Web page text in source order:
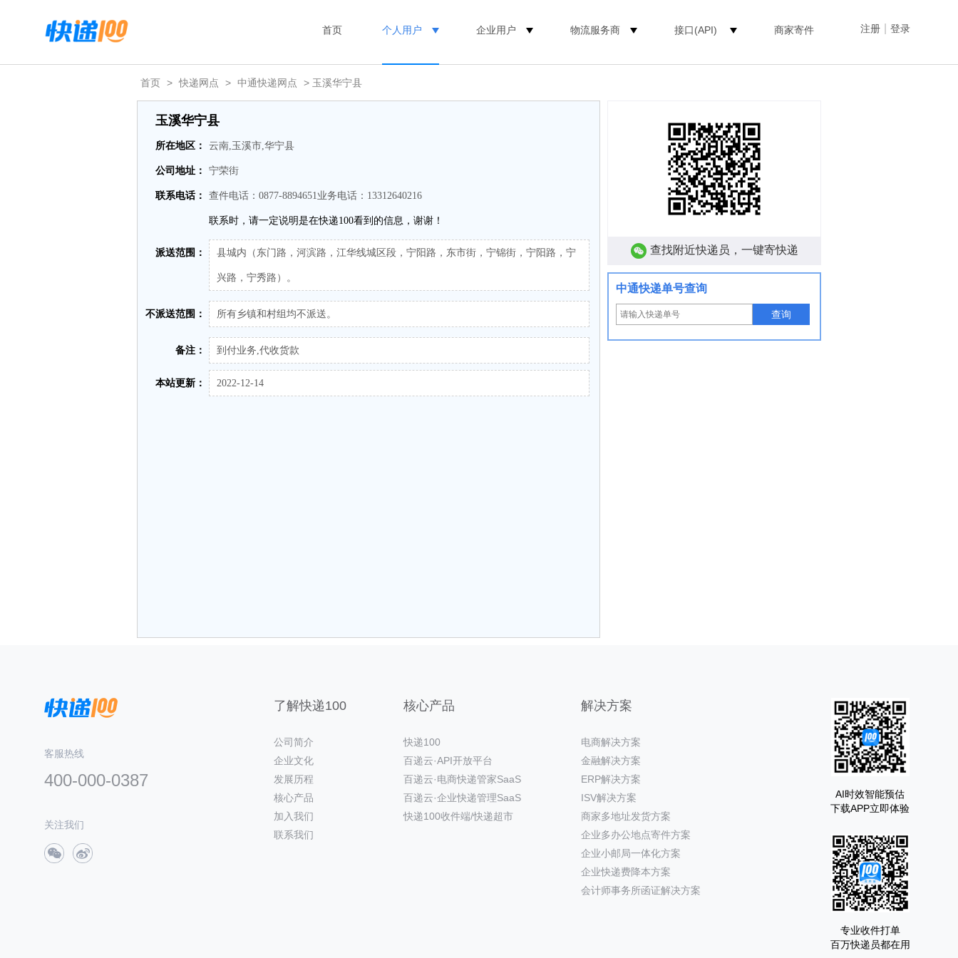
注册 登录
首页 个人用户 企业用户 物流服务商 接口(API) 商家寄件
首页 > 快递网点 > 中通快递网点 > 玉溪华宁县
玉溪华宁县
所在地区： 云南,玉溪市,华宁县
公司地址： 宁荣街
联系电话： 查件电话：0877-8894651业务电话：13312640216
联系时，请一定说明是在快递100看到的信息，谢谢！
派送范围： 县城内（东门路，河滨路，江华线城区段，宁阳路，东市街，宁锦街，宁阳路，宁
兴路，宁秀路）。
不派送范围： 所有乡镇和村组均不派送。
备注： 到付业务,代收货款
本站更新： 2022-12-14
查找附近快递员，一键寄快递
中通快递单号查询
查询
客服热线
400-000-0387
关注我们
了解快递100
公司简介
企业文化
发展历程
核心产品
加入我们
联系我们
核心产品
快递100
百递云·API开放平台
百递云·电商快递管家SaaS
百递云·企业快递管理SaaS
快递100收件端/快递超市
解决方案
电商解决方案
金融解决方案
ERP解决方案
ISV解决方案
商家多地址发货方案
企业多办公地点寄件方案
企业小邮局一体化方案
企业快递费降本方案
会计师事务所函证解决方案
AI时效智能预估
下载APP立即体验
专业收件打单
百万快递员都在用